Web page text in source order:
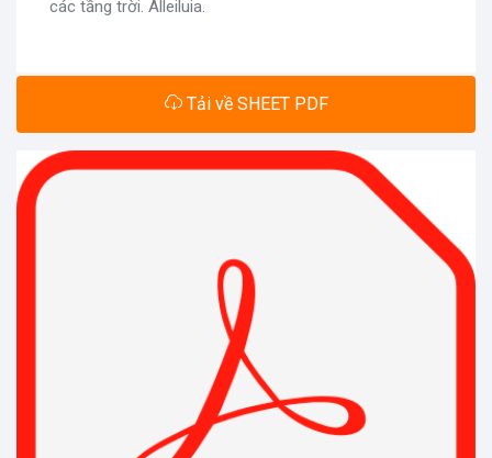
các tầng trời. Alleiluia.
Tải về SHEET PDF